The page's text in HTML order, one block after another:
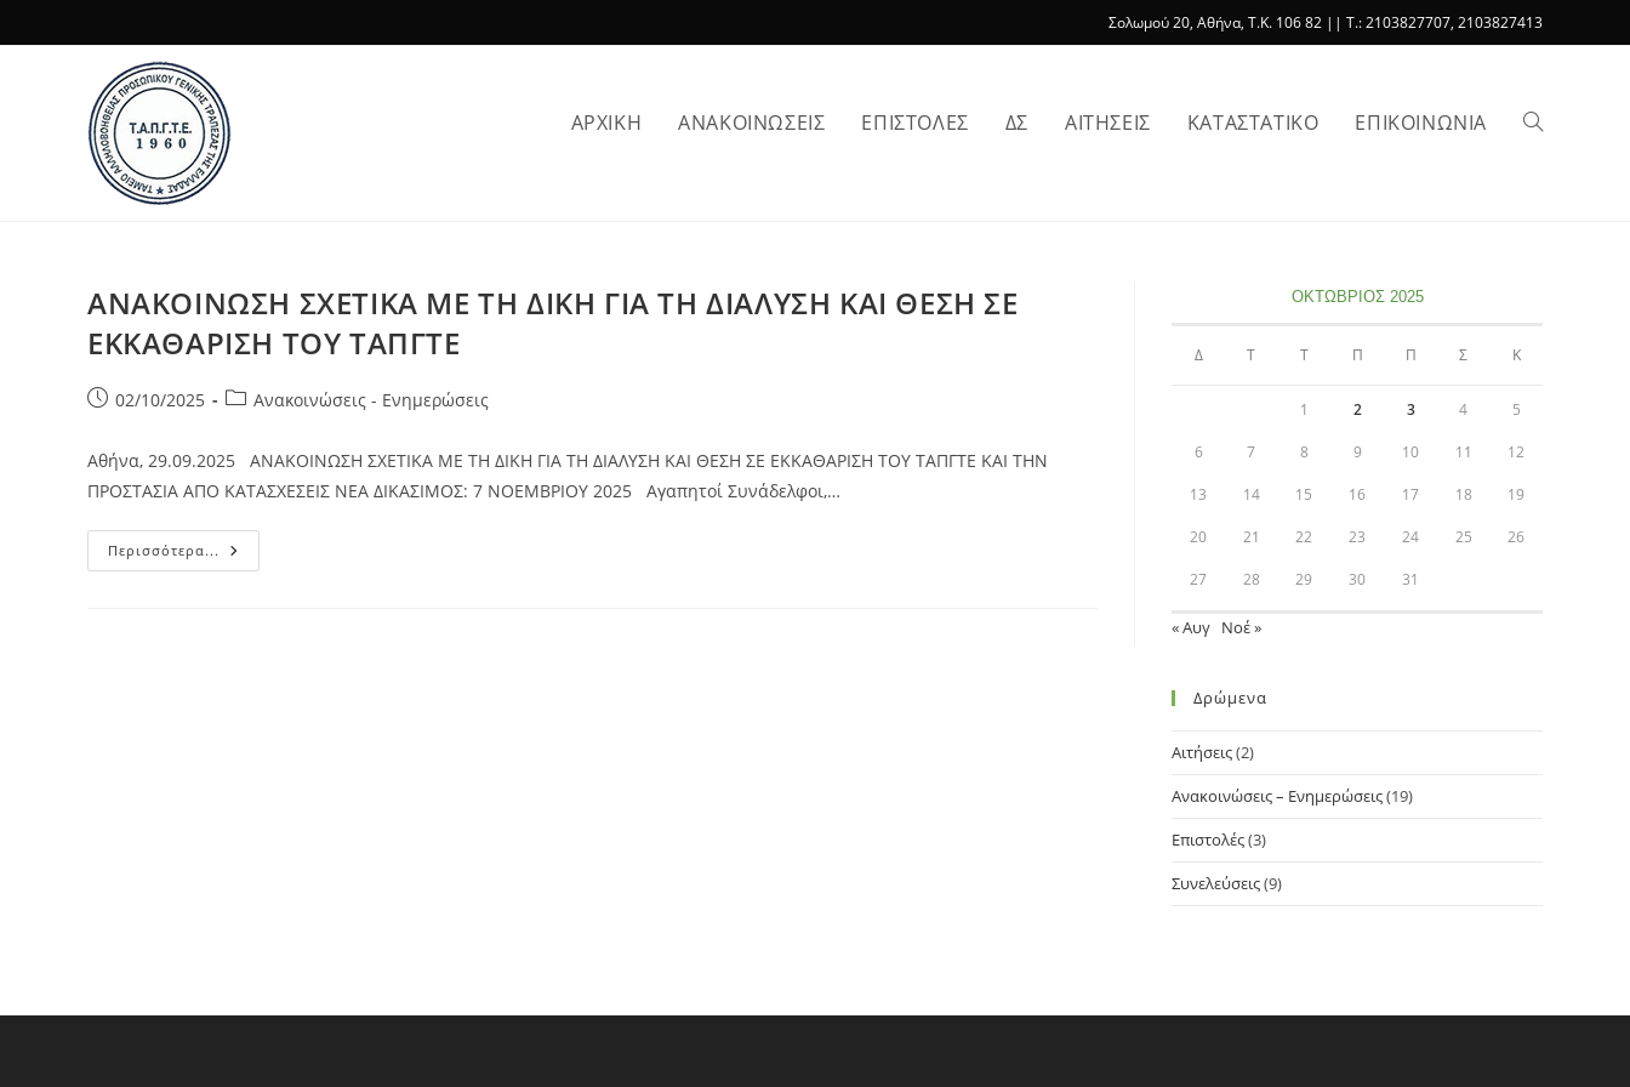
to
Σολωμού 20, Αθήνα, T.K. 106 82 || T.: 2103827707, 2103827413
ΑΡΧΙΚΗ ΑΝΑΚΟΙΝΩΣΕΙΣ ΕΠΙΣΤΟΛΕΣ ΔΣ ΑΙΤΗΣΕΙΣ ΚΑΤΑΣΤΑΤΙΚΟ ΕΠΙΚΟΙΝΩΝΙΑ Toggle
ΑΝΑΚΟΙΝΩΣΗ ΣΧΕΤΙΚΑ ΜΕ ΤΗ ΔΙΚΗ ΓΙΑ ΤΗ ΔΙΑΛΥΣΗ ΚΑΙ ΘΕΣΗ ΣΕ
ΕΚΚΑΘΑΡΙΣΗ ΤΟΥ ΤΑΠΓΤΕ
Post02/10/2025
PostΑνακοινώσεις - Ενημερώσεις
Αθήνα, 29.09.2025 ΑΝΑΚΟΙΝΩΣΗ ΣΧΕΤΙΚΑ ΜΕ ΤΗ ΔΙΚΗ ΓΙΑ ΤΗ ΔΙΑΛΥΣΗ ΚΑΙ ΘΕΣΗ ΣΕ ΕΚΚΑΘΑΡΙΣΗ ΤΟΥ ΤΑΠΓΤΕ ΚΑΙ ΤΗΝ
ΠΡΟΣΤΑΣΙΑ ΑΠΟ ΚΑΤΑΣΧΕΣΕΙΣ ΝΕΑ ΔΙΚΑΣΙΜΟΣ: 7 ΝΟΕΜΒΡΙΟΥ 2025 Αγαπητοί Συνάδελφοι,…
Περισσότερα... ΑΝΑΚΟΙΝΩΣΗ
ΣΧΕΤΙΚΑ
ΟΚΤΏΒΡΙΟΣ 2025
Δ Τ Τ Π Π Σ Κ
1 2 3 4 5
6 7 8 9 10 11 12
13 14 15 16 17 18 19
20 21 22 23 24 25 26
27 28 29 30 31
« Αυγ Νοέ »
Δρώμενα
Αιτήσεις(2)
Ανακοινώσεις – Ενημερώσεις(19)
Επιστολές(3)
Συνελεύσεις(9)